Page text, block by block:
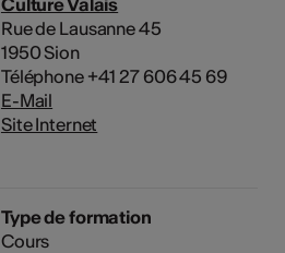
Rue de Lausanne 45
1950 Sion
Téléphone +41 27 606 45 69
E-Mail
Site Internet
Type de formation
Cours